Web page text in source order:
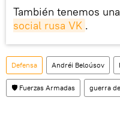
También tenemos
social rusa VK .
Defensa Andréi Beloúsov
🛡️ Fuerzas Armadas guerra